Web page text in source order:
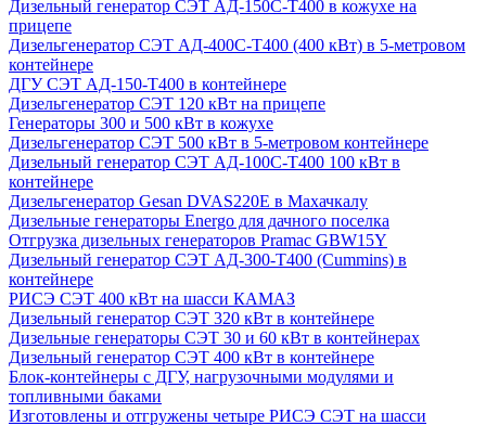
Дизельный генератор СЭТ АД-150С-Т400 в кожухе на
прицепе
Дизельгенератор СЭТ АД-400С-Т400 (400 кВт) в 5-метровом
контейнере
ДГУ СЭТ АД-150-Т400 в контейнере
Дизельгенератор СЭТ 120 кВт на прицепе
Генераторы 300 и 500 кВт в кожухе
Дизельгенератор СЭТ 500 кВт в 5-метровом контейнере
Дизельный генератор СЭТ АД-100С-Т400 100 кВт в
контейнере
Дизельгенератор Gesan DVAS220E в Махачкалу
Дизельные генераторы Energo для дачного поселка
Отгрузка дизельных генераторов Pramac GВW15Y
Дизельный генератор СЭТ АД-300-Т400 (Cummins) в
контейнере
РИСЭ СЭТ 400 кВт на шасси КАМАЗ
Дизельный генератор СЭТ 320 кВт в контейнере
Дизельные генераторы СЭТ 30 и 60 кВт в контейнерах
Дизельный генератор СЭТ 400 кВт в контейнере
Блок-контейнеры с ДГУ, нагрузочными модулями и
топливными баками
Изготовлены и отгружены четыре РИСЭ СЭТ на шасси